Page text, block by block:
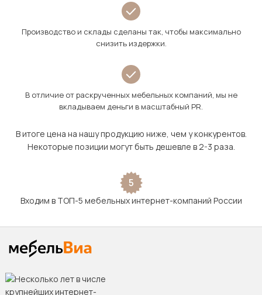
Производство и склады сделаны так, чтобы максимально
снизить издержки.
В отличие от раскрученных мебельных компаний, мы не
вкладываем деньги в масштабный PR.
В итоге цена на нашу продукцию ниже, чем у конкурентов.
Некоторые позиции могут быть дешевле в 2-3 раза.
5
Входим в ТОП-5 мебельных интернет-компаний России